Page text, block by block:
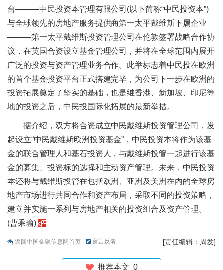
台———中民投资本管理有限公司(以下简称“中民投资本”)
与全球领先的房地产服务提供商第一太平戴维斯下属企业
———第一太平戴维斯投资管理公司在伦敦签署战略合作协
议，在英国合资设立基金管理公司，并将在全球范围内展开
广泛的投资与资产管理业务合作。此举标志着中民投在欧洲
的首个基金投资平台正式搭建完毕，为公司下一步在欧洲的
投资拓展奠定了坚实的基础，也是继香港、新加坡、印尼等
地的投资之后，中民投国际化拓展的最新举措。
据介绍，双方将合资成立中民戴维斯投资管理公司，发
起设立“中民戴维斯欧洲投资基金”，中民投资本将作为该基
金的联合管理人和基石投资人，与戴维斯投管一起进行该基
金的募集、投资标的选择和主动资产管理。未来，中民投资
本还将与戴维斯投管在包括欧洲、亚洲及美洲在内的全球房
地产市场进行共同合作和资产布局，采取不同的投资策略，
建立并实施一系列与房地产相关的投资组合及资产管理。
(曹乘瑜)
返回中国金融信息网首页 留言反馈 [责任编辑：周发]
推荐本文 0